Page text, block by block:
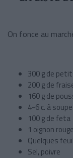
On fonce au
300 g de
200 g de
160 g de
4-6 c. à
100 g de feta
1 oignon rouge
Quelques
Sel, poivre